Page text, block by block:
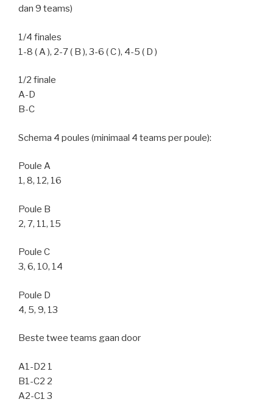
dan 9 teams)
1/4 finales
1-8 ( A ), 2-7 ( B ), 3-6 ( C ), 4-5 ( D )
1/2 finale
A-D
B-C
Schema 4 poules (minimaal 4 teams per poule):
Poule A
1, 8, 12, 16
Poule B
2, 7, 11, 15
Poule C
3, 6, 10, 14
Poule D
4, 5, 9, 13
Beste twee teams gaan door
A1-D2 1
B1-C2 2
A2-C1 3